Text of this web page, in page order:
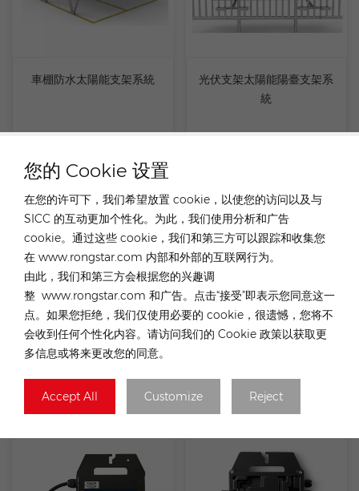
您的 Cookie 设置
在您的许可下，我们希望放置 cookie，以使您的访问以及与
SICC 的互动更加个性化。为此，我们使用分析和广告
cookie。通过这些 cookie，我们和第三方可以跟踪和收集您
在 www.rongstar.com 内部和外部的互联网行为。
由此，我们和第三方会根据您的兴趣调
整 www.rongstar.com 和广告。点击“接受”即表示您同意这一
点。如果您拒绝，我们仅使用必要的 cookie，很遗憾，您将不
会收到任何个性化内容。请访问我们的 Cookie 政策以获取更
多信息或将来更改您的同意。
Accept All Customize Reject
車棚防水太陽能支架系統
光伏支架太陽能陽臺支架系
統
可調掛鉤太陽能屋頂安裝系